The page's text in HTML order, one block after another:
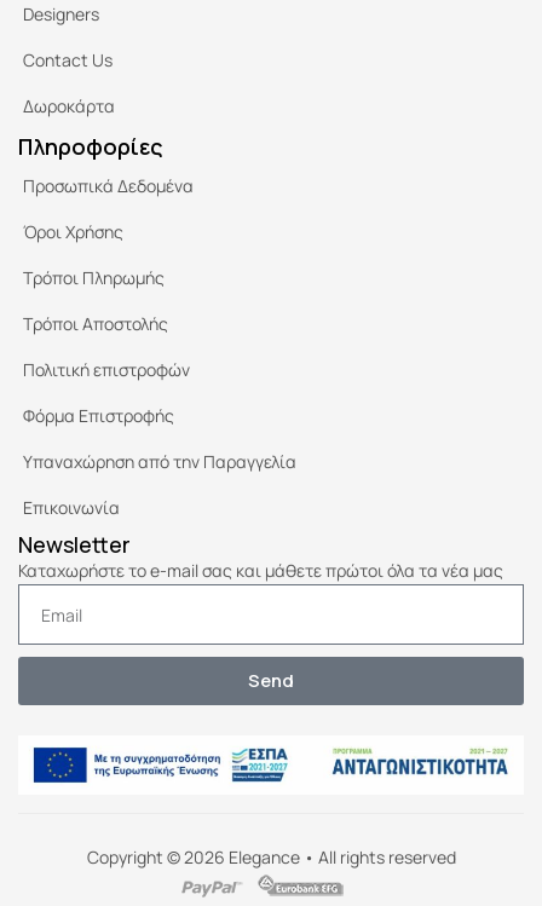
Designers
Contact Us
Δωροκάρτα
Πληροφορίες
Προσωπικά Δεδομένα
Όροι Χρήσης
Τρόποι Πληρωμής
Τρόποι Αποστολής
Πολιτική επιστροφών
Φόρμα Επιστροφής
Υπαναχώρηση από την Παραγγελία
Επικοινωνία
Newsletter
Καταχωρήστε το e-mail σας και μάθετε πρώτοι όλα τα νέα μας
Send
Copyright © 2026 Elegance • All rights reserved